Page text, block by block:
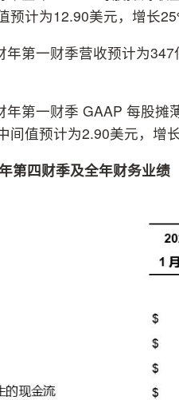
预计为12.90美元，增长
年第一财季营收预计为
年第一财季 GAAP 每股摊
间值预计为2.90美元，增长
第四财季及全年财务业绩